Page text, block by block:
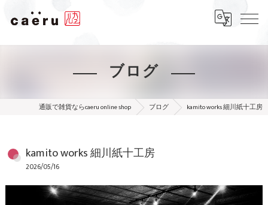
ブログ
通販で雑貨ならcaeru online shop ブログ kamito works 細川紙十工房
kamito works 細川紙十工房
2026/05/16